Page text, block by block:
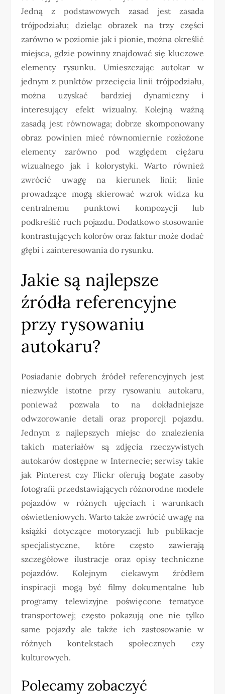
Jedną z podstawowych zasad jest zasada
trójpodziału; dzieląc obrazek na trzy części
zarówno w poziomie jak i pionie, można określić
miejsca, gdzie powinny znajdować się kluczowe
elementy rysunku. Umieszczając autokar w
jednym z punktów przecięcia linii trójpodziału,
można uzyskać bardziej dynamiczny i
interesujący efekt wizualny. Kolejną ważną
zasadą jest równowaga; dobrze skomponowany
obraz powinien mieć równomiernie rozłożone
elementy zarówno pod względem ciężaru
wizualnego jak i kolorystyki. Warto również
zwrócić uwagę na kierunek linii; linie
prowadzące mogą skierować wzrok widza ku
centralnemu punktowi kompozycji lub
podkreślić ruch pojazdu. Dodatkowo stosowanie
kontrastujących kolorów oraz faktur może dodać
głębi i zainteresowania do rysunku.
Jakie są najlepsze
źródła referencyjne
przy rysowaniu
autokaru?
Posiadanie dobrych źródeł referencyjnych jest
niezwykle istotne przy rysowaniu autokaru,
ponieważ pozwala to na dokładniejsze
odwzorowanie detali oraz proporcji pojazdu.
Jednym z najlepszych miejsc do znalezienia
takich materiałów są zdjęcia rzeczywistych
autokarów dostępne w Internecie; serwisy takie
jak Pinterest czy Flickr oferują bogate zasoby
fotografii przedstawiających różnorodne modele
pojazdów w różnych ujęciach i warunkach
oświetleniowych. Warto także zwrócić uwagę na
książki dotyczące motoryzacji lub publikacje
specjalistyczne, które często zawierają
szczegółowe ilustracje oraz opisy techniczne
pojazdów. Kolejnym ciekawym źródłem
inspiracji mogą być filmy dokumentalne lub
programy telewizyjne poświęcone tematyce
transportowej; często pokazują one nie tylko
same pojazdy ale także ich zastosowanie w
różnych kontekstach społecznych czy
kulturowych.
Polecamy zobaczyć